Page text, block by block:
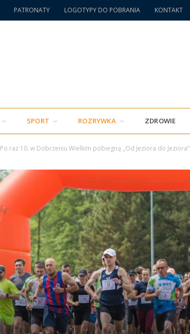
PATRONATY LOGOTYPY DO POBRANIA KONTAKT
SPORT ROZRYWKA ZDROWIE
Po raz 10. w Dobrzeniu Wielkim pobiegną „Od Jeziora do Jeziora”